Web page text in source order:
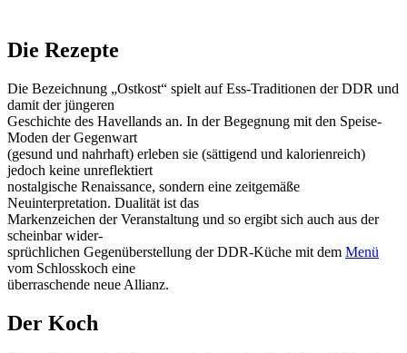
Die Rezepte
Die Bezeichnung „Ostkost“ spielt auf Ess-Traditionen der DDR und
damit der jüngeren
Geschichte des Havellands an. In der Begegnung mit den Speise-
Moden der Gegenwart
(gesund und nahrhaft) erleben sie (sättigend und kalorienreich)
jedoch keine unreflektiert
nostalgische Renaissance, sondern eine zeitgemäße
Neuinterpretation. Dualität ist das
Markenzeichen der Veranstaltung und so ergibt sich auch aus der
scheinbar wider-
sprüchlichen Gegenüberstellung der DDR-Küche mit dem Menü
vom Schlosskoch eine
überraschende neue Allianz.
Der Koch